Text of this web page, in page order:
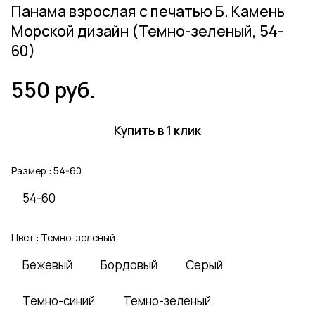
Панама взрослая с печатью Б. Камень
Морской дизайн (Темно-зеленый, 54-
60)
550 руб.
Купить в 1 клик
Размер : 54-60
54-60
Цвет : Темно-зеленый
Бежевый Бордовый Серый
Темно-синий Темно-зеленый